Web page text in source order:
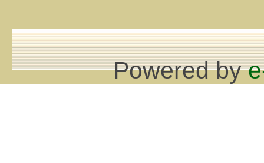
Powered by